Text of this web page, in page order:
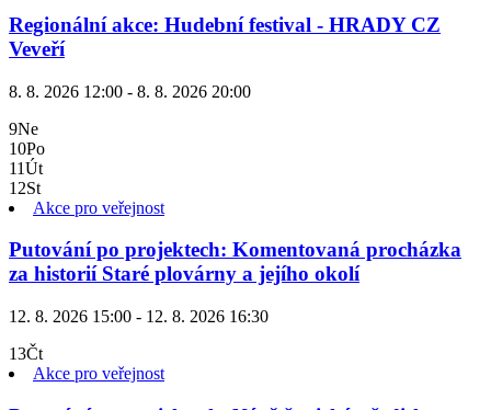
Regionální akce: Hudební festival - HRADY CZ
Veveří
8. 8. 2026 12:00 - 8. 8. 2026 20:00
9Ne
10Po
11Út
12St
Akce pro veřejnost
Putování po projektech: Komentovaná procházka
za historií Staré plovárny a jejího okolí
12. 8. 2026 15:00 - 12. 8. 2026 16:30
13Čt
Akce pro veřejnost